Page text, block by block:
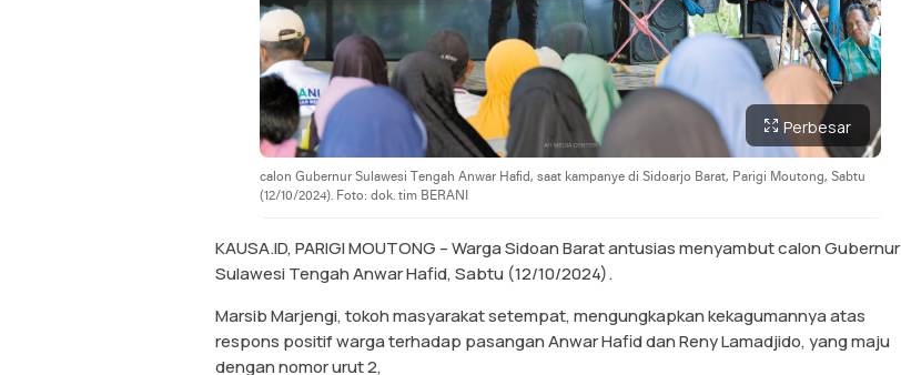
Perbesar
calon Gubernur Sulawesi Tengah Anwar Hafid, saat kampanye di Sidoarjo Barat, Parigi Moutong, Sabtu
(12/10/2024). Foto: dok. tim BERANI
KAUSA.ID, PARIGI MOUTONG – Warga Sidoan Barat antusias menyambut calon Gubernur
Sulawesi Tengah Anwar Hafid, Sabtu (12/10/2024).
Marsib Marjengi, tokoh masyarakat setempat, mengungkapkan kekagumannya atas
respons positif warga terhadap pasangan Anwar Hafid dan Reny Lamadjido, yang maju
dengan nomor urut 2,